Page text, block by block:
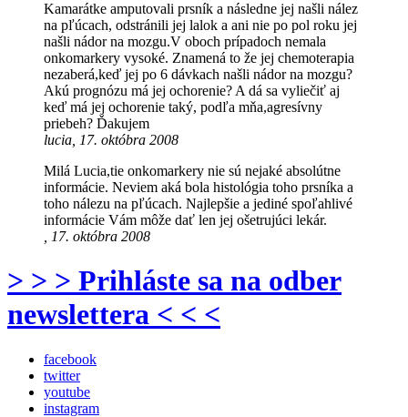
Kamarátke amputovali prsník a následne jej našli nález
na pľúcach, odstránili jej lalok a ani nie po pol roku jej
našli nádor na mozgu.V oboch prípadoch nemala
onkomarkery vysoké. Znamená to že jej chemoterapia
nezaberá,keď jej po 6 dávkach našli nádor na mozgu?
Akú prognózu má jej ochorenie? A dá sa vyliečiť aj
keď má jej ochorenie taký, podľa mňa,agresívny
priebeh? Ďakujem
lucia, 17. októbra 2008
Milá Lucia,tie onkomarkery nie sú nejaké absolútne
informácie. Neviem aká bola histológia toho prsníka a
toho nálezu na pľúcach. Najlepšie a jediné spoľahlivé
informácie Vám môže dať len jej ošetrujúci lekár.
, 17. októbra 2008
> > > Prihláste sa na odber
newslettera < < <
facebook
twitter
youtube
instagram